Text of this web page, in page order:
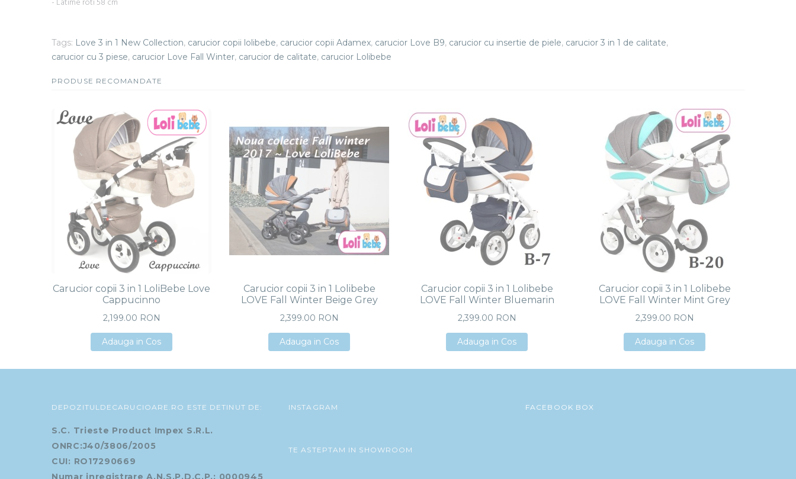
Tags: Love 3 in 1 New Collection, carucior copii lolibebe, carucior copii Adamex, carucior Love B9, carucior cu insertie de piele, carucior 3 in 1 de calitate,
carucior cu 3 piese, carucior Love Fall Winter, carucior de calitate, carucior Lolibebe
PRODUSE RECOMANDATE
Carucior copii 3 in 1 LoliBebe Love
Cappucinno
2,199.00 RON
Adauga in Cos
Adauga in Cos
Carucior copii 3 in 1 Lolibebe
LOVE Fall Winter Beige Grey
2,399.00 RON
Adauga in Cos
Adauga in Cos
Carucior copii 3 in 1 Lolibebe
LOVE Fall Winter Bluemarin
2,399.00 RON
Adauga in Cos
Adauga in Cos
Carucior copii 3 in 1 Lolibebe
LOVE Fall Winter Mint Grey
2,399.00 RON
Adauga in Cos
Adauga in Cos
DEPOZITULDECARUCIOARE.RO ESTE DETINUT DE:
S.C. Trieste Product Impex S.R.L.
ONRC:J40/3806/2005
CUI: RO17290669
Numar inregistrare A.N.S.P.D.C.P.: 0000945
INSTAGRAM FACEBOOK BOX
TE ASTEPTAM IN SHOWROOM